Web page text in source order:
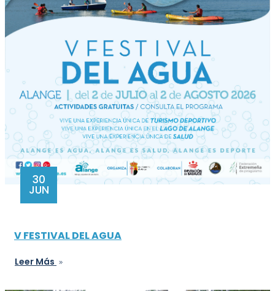
30
JUN
V FESTIVAL DEL AGUA
Leer Más